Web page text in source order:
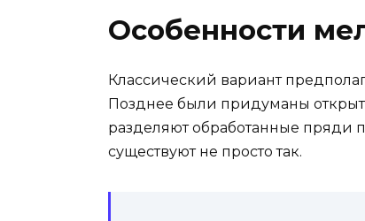
Особенности
Классический вариант
Позднее были придуманы
разделяют обработанные пряди
существуют не просто так.